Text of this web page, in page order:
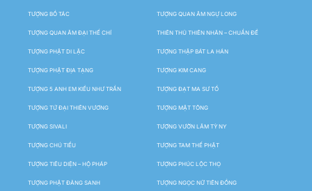
TƯỢNG BỒ TÁC TƯỢNG QUAN ÂM NGỰ LONG
TƯỢNG QUAN ÂM ĐẠI THẾ CHÍ THIÊN THỦ THIÊN NHÃN – CHUẨN ĐỀ
TƯỢNG PHẬT DI LẶC TƯỢNG THẬP BÁT LA HÁN
TƯỢNG PHẬT ĐỊA TẠNG TƯỢNG KIM CANG
TƯỢNG 5 ANH EM KIỀU NHƯ TRẦN TƯỢNG ĐẠT MA SƯ TỔ
TƯỢNG TỨ ĐẠI THIÊN VƯƠNG TƯỢNG MẬT TÔNG
TƯỢNG SIVALI TƯỢNG VƯỜN LÂM TỲ NY
TƯỢNG CHÚ TIỂU TƯỢNG TAM THẾ PHẬT
TƯỢNG TIÊU DIỆN – HỘ PHÁP TƯỢNG PHÚC LỘC THỌ
TƯỢNG PHẬT ĐẢNG SANH TƯỢNG NGỌC NỮ TIÊN ĐỒNG